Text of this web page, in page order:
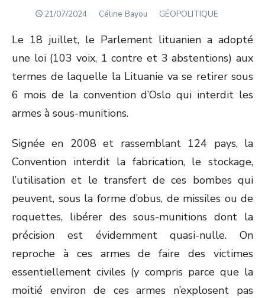
POSTED
21/07/2024 Author
Céline Bayou GÉOPOLITIQUE
Le 18 juillet, le Parlement lituanien a adopté
une loi (103 voix, 1 contre et 3 abstentions) aux
termes de laquelle la Lituanie va se retirer sous
6 mois de la convention d’Oslo qui interdit les
armes à sous-munitions.
Signée en 2008 et rassemblant 124 pays, la
Convention interdit la fabrication, le stockage,
l’utilisation et le transfert de ces bombes qui
peuvent, sous la forme d’obus, de missiles ou de
roquettes, libérer des sous-munitions dont la
précision est évidemment quasi-nulle. On
reproche à ces armes de faire des victimes
essentiellement civiles (y compris parce que la
moitié environ de ces armes n’explosent pas